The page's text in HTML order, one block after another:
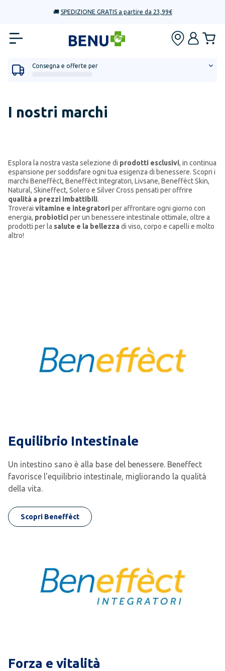
🚚 SPEDIZIONE GRATIS a partire da 23,99€
Consegna e offerte per
I nostri marchi
Esplora la nostra vasta selezione di prodotti esclusivi, in continua
espansione per soddisfare ogni tua esigenza di benessere. Scopri i
marchi Beneffèct, Beneffèct Integratori, Livsane, Beneffèct Skin,
Natural, Skineffect, Solero e Silver Cross pensati per offrire
qualità a prezzi imbattibili.
Troverai vitamine e integratori per affrontare ogni giorno con
energia, probiotici per un benessere intestinale ottimale, oltre a
prodotti per la salute e la bellezza di viso, corpo e capelli e molto
altro!
Equilibrio Intestinale
Un intestino sano è alla base del benessere. Beneffect
favorisce l'equilibrio intestinale, migliorando la qualità
della vita.
Scopri Beneffèct
Forza e vitalità